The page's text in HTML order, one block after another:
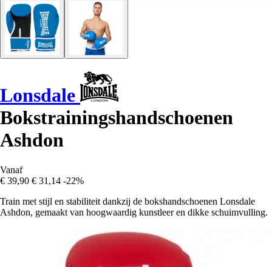
Lonsdale
Bokstrainingshandschoenen
Ashdon
Vanaf
€ 39,90 € 31,14 -22%
Train met stijl en stabiliteit dankzij de bokshandschoenen Lonsdale
Ashdon, gemaakt van hoogwaardig kunstleer en dikke schuimvulling.